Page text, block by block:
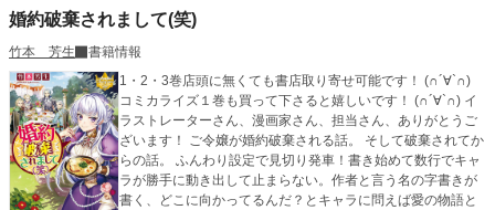
婚約破棄されまして(笑)
竹本 芳生
書籍情報
1・2・3巻店頭に無くても書店取り寄せ可能です！ (∩´∀`∩)
コミカライズ１巻も買って下さると嬉しいです！ (∩´∀`∩) イ
ラストレーターさん、漫画家さん、担当さん、ありがとうご
ざいます！ ご令嬢が婚約破棄される話。 そして破棄されてか
らの話。 ふんわり設定で見切り発車！書き始めて数行でキャ
ラが勝手に動き出して止まらない。作者と言う名の字書きが
書く、どこに向かってるんだ？とキャラに問えば愛の物語と